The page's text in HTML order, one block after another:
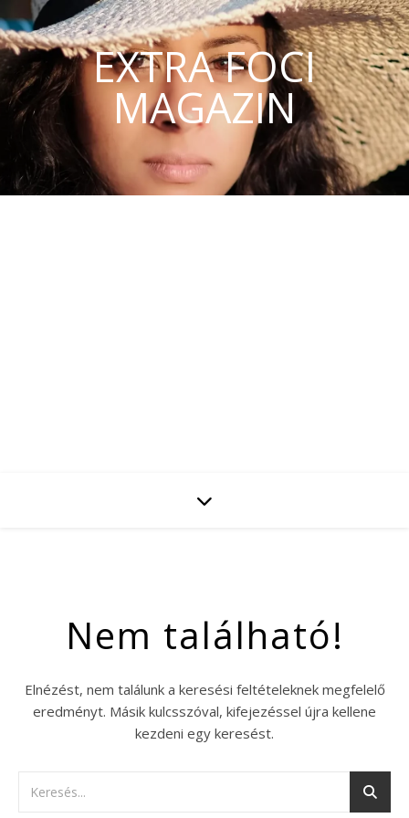
EXTRA FOCI
MAGAZIN
Nem található!
Elnézést, nem találunk a keresési feltételeknek megfelelő
eredményt. Másik kulcsszóval, kifejezéssel újra kellene
kezdeni egy keresést.